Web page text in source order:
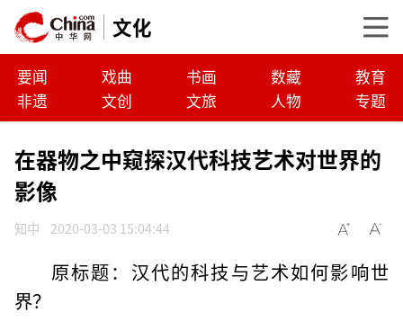
文化
要闻 戏曲 书画 数藏
教育
非遗
文创 文旅 人物 专题
在器物之中窥探汉代科技艺术对世界的
影像
知中 2020-03-03 15:04:44
原标题：汉代的科技与艺术如何影响世
界？